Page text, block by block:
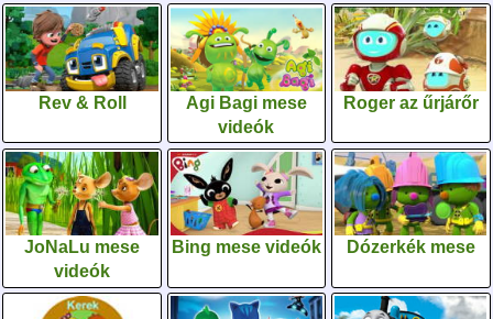
Rev & Roll
Agi Bagi mese
videók
Roger az űrjárőr
JoNaLu mese
videók
Bing mese videók Dózerkék mese